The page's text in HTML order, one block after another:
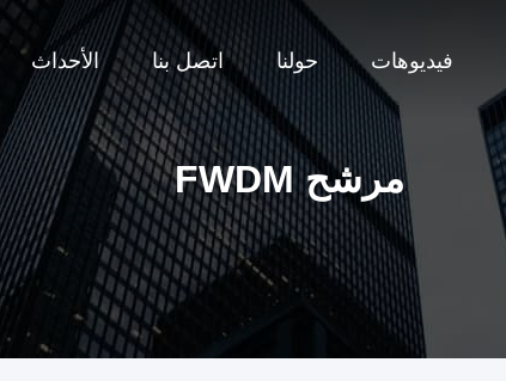
فيديوهات حولنا اتصل بنا الأحداث
مرشح FWDM